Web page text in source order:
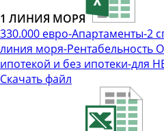
1 ЛИНИЯ МОРЯ
330.000 евро-Апартаменты-2
линия моря-Рентабельность
ипотекой и без ипотеки-для
Скачать файл